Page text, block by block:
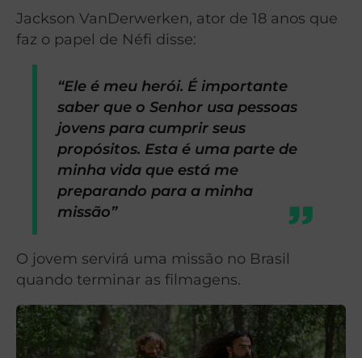
Jackson VanDerwerken, ator de 18 anos que
faz o papel de Néfi disse:
“Ele é meu herói. É importante
saber que o Senhor usa pessoas
jovens para cumprir seus
propósitos. Esta é uma parte de
minha vida que está me
preparando para a minha
missão”
O jovem servirá uma missão no Brasil
quando terminar as filmagens.